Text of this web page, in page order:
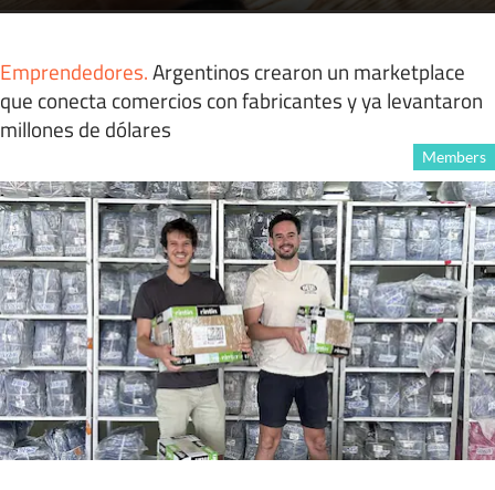
Emprendedores.Argentinos crearon un marketplace
que conecta comercios con fabricantes y ya levantaron
millones de dólares
Members